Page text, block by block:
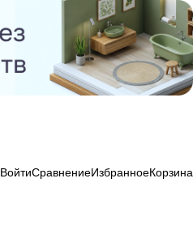
ВойтиСравнениеИзбранноеКорзина